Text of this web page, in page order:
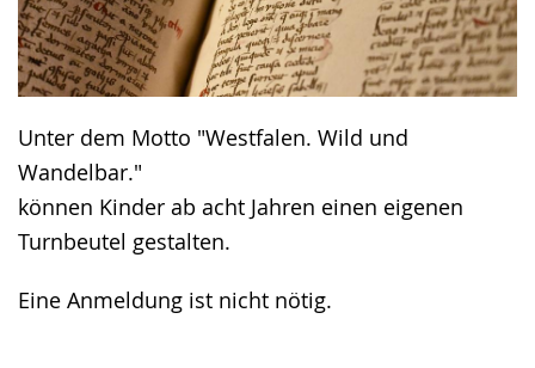
Unter dem Motto "Westfalen. Wild und
Wandelbar."
können Kinder ab acht Jahren einen eigenen
Turnbeutel gestalten.
Eine Anmeldung ist nicht nötig.